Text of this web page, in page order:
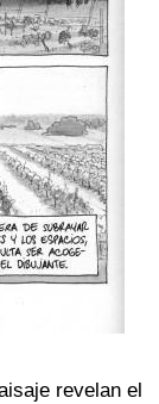
revelan el